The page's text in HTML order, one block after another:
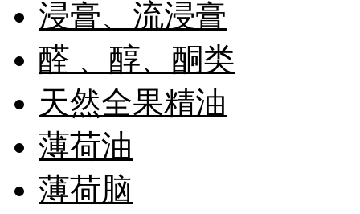
浸膏、流浸膏
醛 、醇、酮类
天然全果精油
薄荷油
薄荷脑